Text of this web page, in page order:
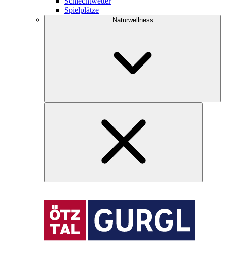
Spielplätze
Naturwellness